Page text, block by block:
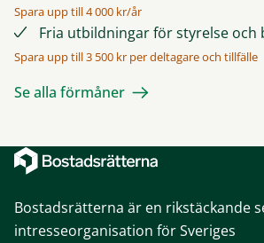
Spara upp till 4 000 kr/år
Fria utbildningar för styrelse och
Spara upp till 3 500 kr per deltagare och tillfälle
Se alla förmåner
Bostadsrätterna är en rikstäckande
intresseorganisation för Sveriges